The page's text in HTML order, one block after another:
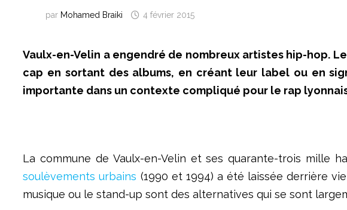
par Mohamed Braiki 4 février 2015
Vaulx-en-Velin a engendré de nombreux artistes hip-hop.
cap en sortant des albums, en créant leur label ou en
importante dans un contexte compliqué pour le rap
La commune de Vaulx-en-Velin et ses quarante-trois mille
soulèvements urbains (1990 et 1994) a été laissée derrière
musique ou le stand-up sont des alternatives qui se sont